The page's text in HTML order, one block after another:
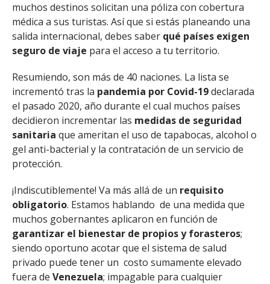
muchos destinos solicitan una póliza con cobertura
médica a sus turistas. Así que si estás planeando una
salida internacional, debes saber qué países exigen
seguro de viaje para el acceso a tu territorio.
Resumiendo, son más de 40 naciones. La lista se
incrementó tras la pandemia por Covid-19declarada
el pasado 2020, año durante el cual muchos países
decidieron incrementar las medidas de seguridad
sanitaria que ameritan el uso de tapabocas, alcohol o
gel anti-bacterial y la contratación de un servicio de
protección.
¡Indiscutiblemente! Va más allá de un requisito
obligatorio. Estamos hablando de una medida que
muchos gobernantes aplicaron en función de
garantizar el bienestar de propios y forasteros;
siendo oportuno acotar que el sistema de salud
privado puede tener un costo sumamente elevado
fuera de Venezuela; impagable para cualquier